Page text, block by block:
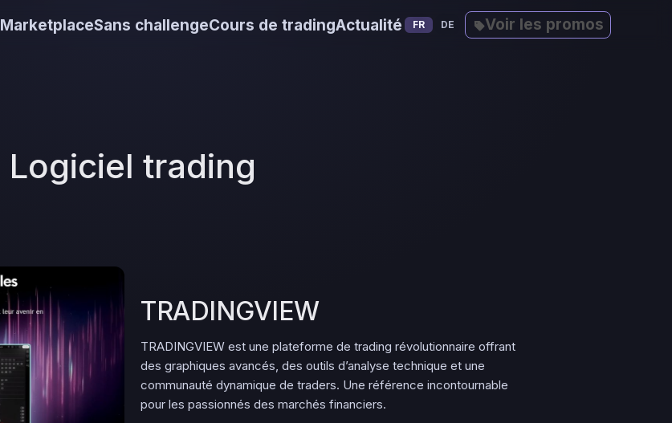
MarketplaceSans challengeCours de tradingActualité FR DE Voir les promos
Logiciel trading
TRADINGVIEW
TRADINGVIEW est une plateforme de trading révolutionnaire offrant
des graphiques avancés, des outils d’analyse technique et une
communauté dynamique de traders. Une référence incontournable
pour les passionnés des marchés financiers.